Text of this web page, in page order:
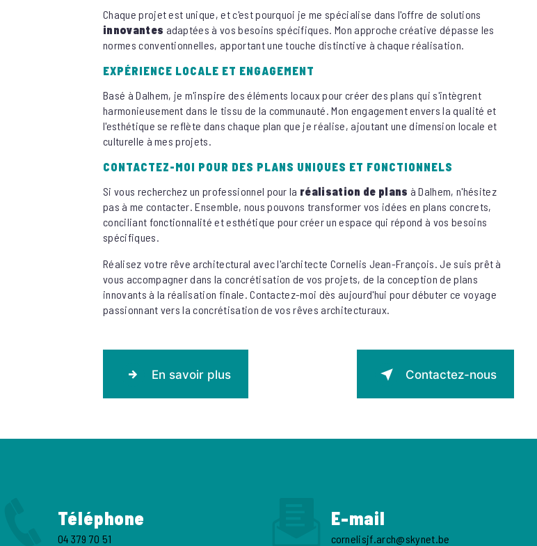
Chaque projet est unique, et c'est pourquoi je me spécialise dans l'offre de solutions
innovantes adaptées à vos besoins spécifiques. Mon approche créative dépasse les
normes conventionnelles, apportant une touche distinctive à chaque réalisation.
EXPÉRIENCE LOCALE ET ENGAGEMENT
Basé à Dalhem, je m'inspire des éléments locaux pour créer des plans qui s'intègrent
harmonieusement dans le tissu de la communauté. Mon engagement envers la qualité et
l'esthétique se reflète dans chaque plan que je réalise, ajoutant une dimension locale et
culturelle à mes projets.
CONTACTEZ-MOI POUR DES PLANS UNIQUES ET FONCTIONNELS
Si vous recherchez un professionnel pour la réalisation de plans à Dalhem, n'hésitez
pas à me contacter. Ensemble, nous pouvons transformer vos idées en plans concrets,
conciliant fonctionnalité et esthétique pour créer un espace qui répond à vos besoins
spécifiques.
Réalisez votre rêve architectural avec l'architecte Cornelis Jean-François. Je suis prêt à
vous accompagner dans la concrétisation de vos projets, de la conception de plans
innovants à la réalisation finale. Contactez-moi dès aujourd'hui pour débuter ce voyage
passionnant vers la concrétisation de vos rêves architecturaux.
En savoir plus Contactez-nous
Téléphone
04 379 70 51
E-mail
cornelisjf.arch@skynet.be